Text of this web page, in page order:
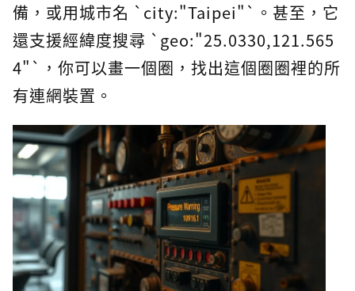
備，或用城市名 `city:"Taipei"`。甚至，它
還支援經緯度搜尋 `geo:"25.0330,121.565
4"`，你可以畫一個圈，找出這個圈圈裡的所
有連網裝置。